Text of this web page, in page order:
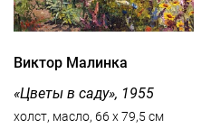
Виктор Малинка
«Цветы в саду», 1955
холст, масло, 66 x 79,5 см